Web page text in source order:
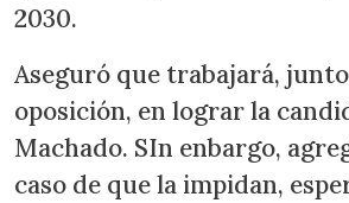
2030.
Aseguró que trabajará,
oposición, en lograr la
Machado. SIn enbargo,
caso de que la impidan,